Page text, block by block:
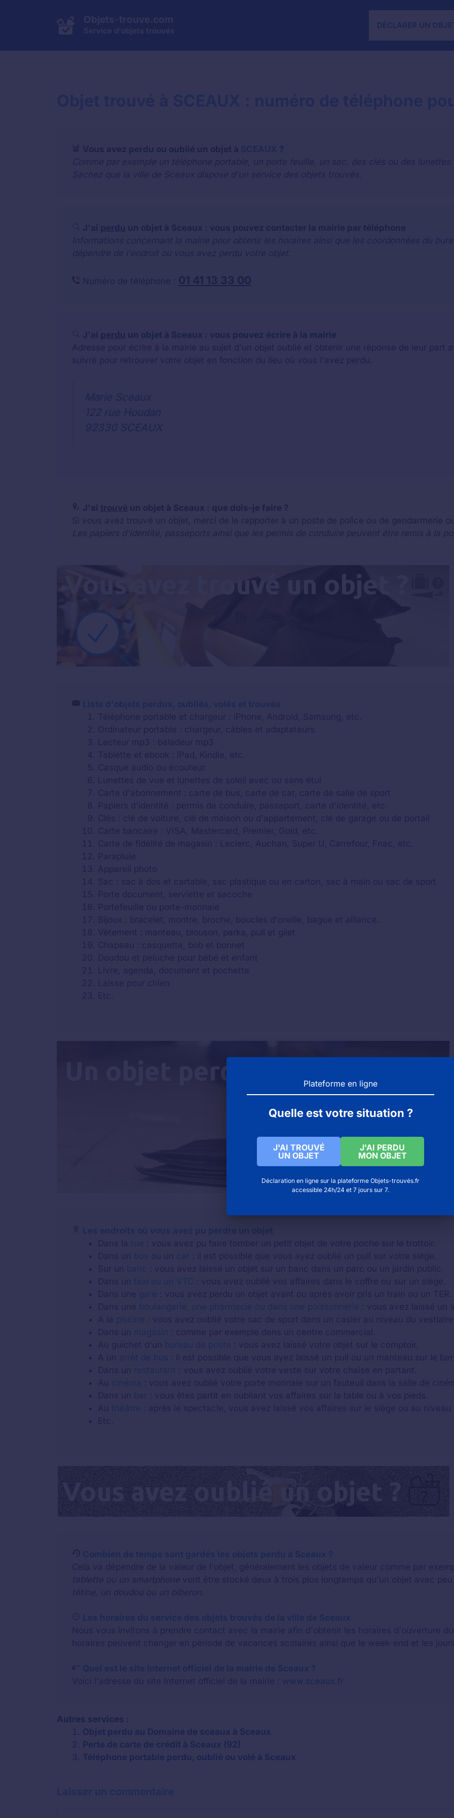
Objets-trouve.com
Service d'objets trouvés
DÉCLARER UN
Vous avez perdu ou oublié un objet à SCEAUX ?
Comme par exemple un téléphone portable, un porte feuille, un sac, des clés ou des lunettes
Sachez que la ville de Sceaux dispose d'un service des objets trouvés.
J'ai trouvé un objet à Sceaux : que dois-je faire ?
Si vous avez trouvé un objet, merci de le rapporter à un poste de police ou de gendarmerie
Les papiers d'identité, passeports ainsi que les permis de conduire peuvent être remis à la
Liste d'objets perdus, oubliés, volés et trouvés
Téléphone portable et chargeur : iPhone, Android, Samsung, etc.
Ordinateur portable : chargeur, câbles et adaptateurs
Lecteur mp3 : baladeur mp3
Tablette et ebook : iPad, Kindle, etc.
Casque audio ou écouteur
Lunettes de vue et lunettes de soleil avec ou sans étui
Carte d'abonnement : carte de bus, carte de car, carte de salle de sport
Papiers d'identité : permis de conduire, passeport, carte d'identité, etc.
Clés : clé de voiture, clé de maison ou d'appartement, clé de garage ou de portail
Carte bancaire : VISA, Mastercard, Premier, Gold, etc.
Carte de fidélité de magasin : Leclerc, Auchan, Super U, Carrefour, Fnac, etc.
Parapluie
Appareil photo
Sac : sac à dos et cartable, sac plastique ou en carton, sac à main ou sac de sport
Porte document, serviette et sacoche
Portefeuille ou porte-monnaie
Bijoux : bracelet, montre, broche, boucles d'oreille, bague et alliance..
Vêtement : manteau, blouson, parka, pull et gilet
Chapeau : casquette, bob et bonnet
Doudou et peluche pour bébé et enfant
Livre, agenda, document et pochette
Laisse pour chien
Etc.
Les endroits où vous avez pu perdre un objet
Dans la rue : vous avez pu faire tomber un petit objet de votre poche sur le trottoir.
Dans un bus ou un car : il est possible que vous ayez oublié un pull sur votre siège.
Sur un banc : vous avez laissé un objet sur un banc dans un parc ou un jardin public.
Dans un taxi ou un VTC : vous avez oublié vos affaires dans le coffre ou sur un siège.
Dans une gare : vous avez perdu un objet avant ou après avoir pris un train ou un TER.
Dans une boulangerie, une pharmacie ou dans une poissonnerie : vous avez laissé un
A la piscine : vous avez oublié votre sac de sport dans un casier au niveau du
Dans un magasin : comme par exemple dans un centre commercial.
Au guichet d'un bureau de poste : vous avez laissé votre objet sur le comptoir.
A un arrêt de bus : il est possible que vous ayez laissé un pull ou un manteau sur le
Dans un restaurant : vous avez oublié votre veste sur votre chaise en partant.
Au cinéma : vous avez oublié votre porte monnaie sur un fauteuil dans la salle de
Dans un bar : vous êtes partit en oubliant vos affaires sur la table ou à vos pieds.
Au théâtre : après le spectacle, vous avez laissé vos affaires sur le siège ou au niveau
Etc.
Combien de temps sont gardés les objets perdu à Sceaux ?
Cela va dépendre de la valeur de l'objet, généralement les objets de valeur comme par
tablette ou un smartphone vont être stocké deux à trois plus longtemps qu'un objet avec
tétine, un doudou ou un biberon.
Les horaires du service des objets trouvés de la ville de Sceaux
Nous vous invitons à prendre contact avec la mairie afin d'obtenir les horaires d'ouverture
horaires peuvent changer en période de vacances scolaires ainsi que le week-end et les
Quel est le site Internet officiel de la mairie de Sceaux ?
Voici l'adresse du site Internet officiel de la mairie : www.sceaux.fr
Autres services :
Objet perdu au Domaine de sceaux à Sceaux
Perte de carte de crédit à Sceaux (92)
Téléphone portable perdu, oublié ou volé à Sceaux
Plateforme en ligne
Quelle est votre situation ?
J'AI TROUVÉ
UN OBJET
J'AI PERDU
MON OBJET
Déclaration en ligne sur la plateforme Objets-trouvés.fr
accessible 24h/24 et 7 jours sur 7.